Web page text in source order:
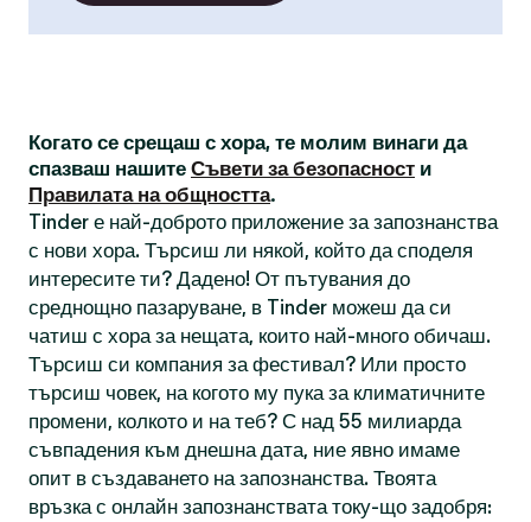
Когато се срещаш с хора, те молим винаги да
спазваш нашите Съвети за безопасност и
Правилата на общността.
Tinder е най-доброто приложение за запознанства
с нови хора. Търсиш ли някой, който да споделя
интересите ти? Дадено! От пътувания до
среднощно пазаруване, в Tinder можеш да си
чатиш с хора за нещата, които най-много обичаш.
Търсиш си компания за фестивал? Или просто
търсиш човек, на когото му пука за климатичните
промени, колкото и на теб? С над 55 милиарда
съвпадения към днешна дата, ние явно имаме
опит в създаването на запознанства. Твоята
връзка с онлайн запознанствата току-що задобря: